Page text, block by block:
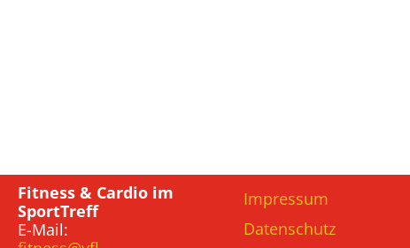
Fitness & Cardio im
SportTreff
E-Mail:
Impressum
Datenschutz